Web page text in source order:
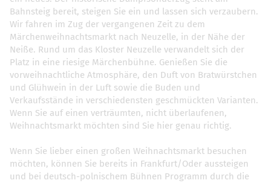
Bahnsteig bereit, steigen Sie ein und lassen sich verzaubern.
Wir fahren im Zug der vergangenen Zeit zu dem
Märchenweihnachtsmarkt nach Neuzelle, in der Nähe der
Neiße. Rund um das Kloster Neuzelle verwandelt sich der
Platz in eine riesige Märchenbühne. Genießen Sie die
vorweihnachtliche Atmosphäre, den Duft von Bratwürstchen
und Glühwein in der Luft sowie die Buden und
Verkaufsstände in verschiedensten geschmückten Varianten.
Wenn Sie auf einen verträumten, nicht überlaufenen,
Weihnachtsmarkt möchten sind Sie hier genau richtig.
Wenn Sie lieber einen großen Weihnachtsmarkt besuchen
möchten, können Sie bereits in Frankfurt/Oder aussteigen
und bei deutsch-polnischem Bühnen Programm durch die